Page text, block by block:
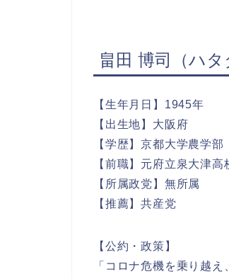
畠田 博司（ハ
【生年月日】1945年
【出生地】大阪府
【学歴】京都大学農学部
【前職】元府立泉大津高
【所属政党】無所属
【推薦】共産党
【公約・政策】
「コロナ危機を乗り越